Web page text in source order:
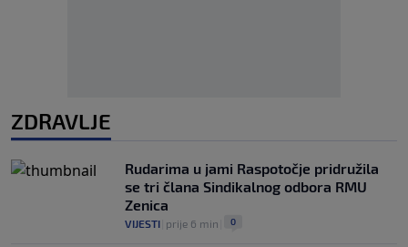
ZDRAVLJE
Rudarima u jami Raspotočje pridružila
se tri člana Sindikalnog odbora RMU
Zenica
VIJESTI prije 6 min 0